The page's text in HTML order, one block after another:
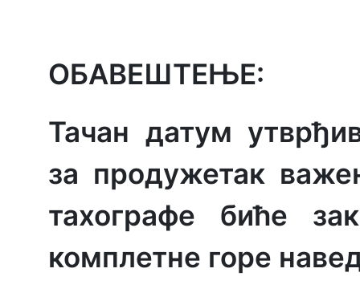
ОБАВЕШТЕЊЕ:
Тачан датум
за продужетак
тахографе биће
комплетне горе